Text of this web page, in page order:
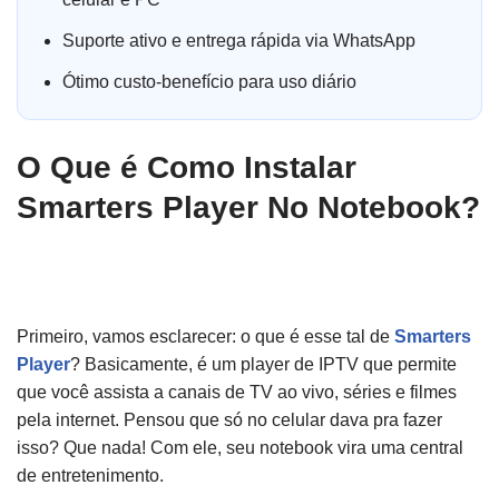
Suporte ativo e entrega rápida via WhatsApp
Ótimo custo-benefício para uso diário
O Que é Como Instalar
Smarters Player No Notebook?
Primeiro, vamos esclarecer: o que é esse tal de Smarters
Player? Basicamente, é um player de IPTV que permite
que você assista a canais de TV ao vivo, séries e filmes
pela internet. Pensou que só no celular dava pra fazer
isso? Que nada! Com ele, seu notebook vira uma central
de entretenimento.